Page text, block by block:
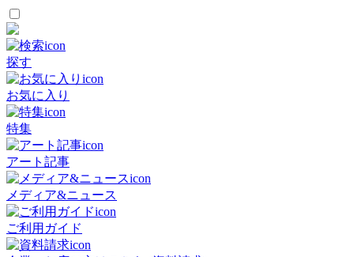
探す
お気に入り
特集
アート記事
メディア&ニュース
ご利用ガイド